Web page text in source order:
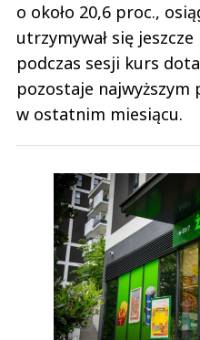
o około 20,6 proc.,
utrzymywał się
podczas sesji kurs
pozostaje
w ostatnim miesiącu.